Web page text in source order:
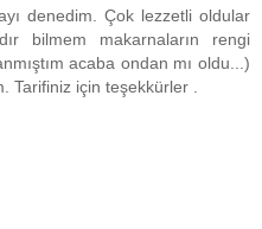
denedim. Çok lezzetli oldular
bilmem makarnaların rengi
acaba ondan mı oldu...)
Tarifiniz için teşekkürler .